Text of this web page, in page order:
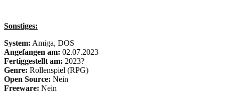
Sonstiges:
System: Amiga, DOS
Angefangen am: 02.07.2023
Fertiggestellt am: 2023?
Genre: Rollenspiel (RPG)
Open Source: Nein
Freeware: Nein